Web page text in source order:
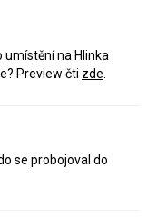
umístění na Hlinka
Preview čti zde.
se probojoval do